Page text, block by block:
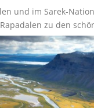
und im Sarek-
zu den